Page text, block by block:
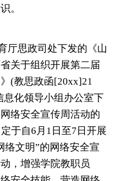
。
厅思政司处下发的《山
关于组织开展第二届
(教思政函[20xx]21
化领导小组办公室下
络安全宣传周活动的
于自6月1日至7日开展
络文明”的网络安全宣
，增强学院教职员